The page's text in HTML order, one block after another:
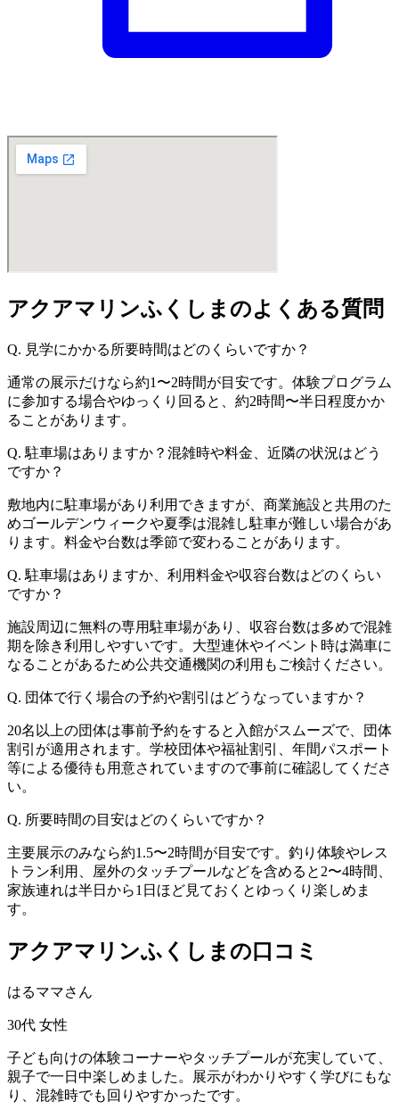
アクアマリンふくしまのよくある質問
Q. 見学にかかる所要時間はどのくらいですか？
通常の展示だけなら約1〜2時間が目安です。体験プログラム
に参加する場合やゆっくり回ると、約2時間〜半日程度かか
ることがあります。
Q. 駐車場はありますか？混雑時や料金、近隣の状況はどう
ですか？
敷地内に駐車場があり利用できますが、商業施設と共用のた
めゴールデンウィークや夏季は混雑し駐車が難しい場合があ
ります。料金や台数は季節で変わることがあります。
Q. 駐車場はありますか、利用料金や収容台数はどのくらい
ですか？
施設周辺に無料の専用駐車場があり、収容台数は多めで混雑
期を除き利用しやすいです。大型連休やイベント時は満車に
なることがあるため公共交通機関の利用もご検討ください。
Q. 団体で行く場合の予約や割引はどうなっていますか？
20名以上の団体は事前予約をすると入館がスムーズで、団体
割引が適用されます。学校団体や福祉割引、年間パスポート
等による優待も用意されていますので事前に確認してくださ
い。
Q. 所要時間の目安はどのくらいですか？
主要展示のみなら約1.5〜2時間が目安です。釣り体験やレス
トラン利用、屋外のタッチプールなどを含めると2〜4時間、
家族連れは半日から1日ほど見ておくとゆっくり楽しめま
す。
アクアマリンふくしまの口コミ
はるママさん
30代 女性
子ども向けの体験コーナーやタッチプールが充実していて、
親子で一日中楽しめました。展示がわかりやすく学びにもな
り、混雑時でも回りやすかったです。